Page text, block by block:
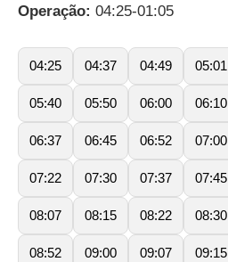
Operação: 04:25-01:05
04:25 04:37 04:49 05:01
05:40 05:50 06:00 06:10
06:37 06:45 06:52 07:00
07:22 07:30 07:37 07:45
08:07 08:15 08:22 08:30
08:52 09:00 09:07 09:15